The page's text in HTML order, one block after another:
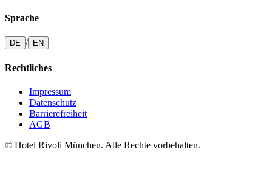
Sprache
DE / EN
Rechtliches
Impressum
Datenschutz
Barrierefreiheit
AGB
© Hotel Rivoli München. Alle Rechte vorbehalten.